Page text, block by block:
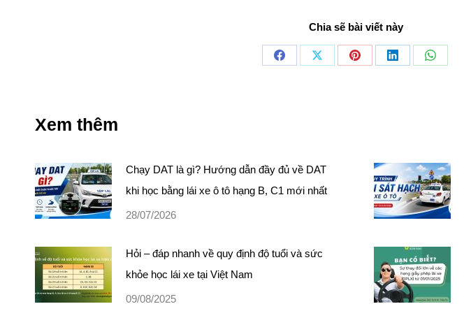
Chia sẽ bài viết này
Share
Share
Share
Share
Share
Xem thêm
Chạy DAT là gì? Hướng dẫn đầy đủ về DAT
khi học bằng lái xe ô tô hạng B, C1 mới nhất
28/07/2026
Hỏi – đáp nhanh về quy định độ tuổi và sức
khỏe học lái xe tại Việt Nam
09/08/2025